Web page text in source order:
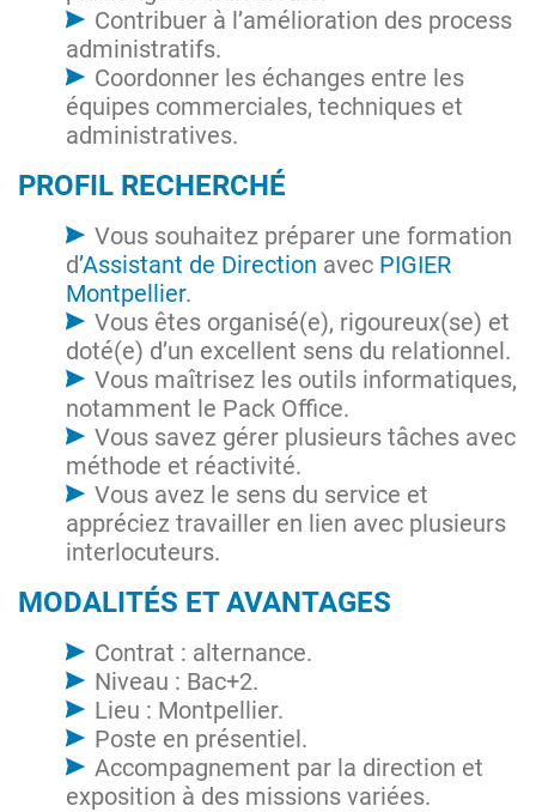
Contribuer à l’amélioration des process
administratifs.
Coordonner les échanges entre les
équipes commerciales, techniques et
administratives.
PROFIL RECHERCHÉ
Vous souhaitez préparer une formation
d’Assistant de Direction avec PIGIER
Montpellier.
Vous êtes organisé(e), rigoureux(se) et
doté(e) d’un excellent sens du relationnel.
Vous maîtrisez les outils informatiques,
notamment le Pack Office.
Vous savez gérer plusieurs tâches avec
méthode et réactivité.
Vous avez le sens du service et
appréciez travailler en lien avec plusieurs
interlocuteurs.
MODALITÉS ET AVANTAGES
Contrat : alternance.
Niveau : Bac+2.
Lieu : Montpellier.
Poste en présentiel.
Accompagnement par la direction et
exposition à des missions variées.